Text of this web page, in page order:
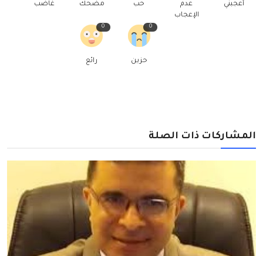
أعجبني
عدم
الإعجاب
حب مضحك غاضب
0
حزين
0
رائع
المشاركات ذات الصلة